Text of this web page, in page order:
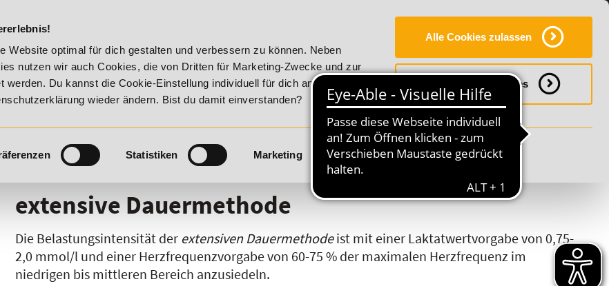
Website optimal für dich gestalten und verbessern zu können. Neben
nutzen wir auch Cookies, die von Dritten für Marketing-Zwecke und zur
werden. Du kannst die Cookie-Einstellung individuell für dich anpassen
wieder ändern. Bist du damit einverstanden?
Statistiken Marketing Details anzeigen
Alle Cookies zulassen
Notwendige Cookies
KONTAKT FAQ ONLINE-CAMPUS
Summer Vitality! 20% Rabatt bis 17. August 2026 - Summer Vitality! 20% Rabatt bis 17. August 2026 - Summer
K L O P S T
extensive Dauermethode
Die Belastungsintensität der extensiven Dauermethodeist mit einer Laktatwertvorgabe von 0,75-
2,0 mmol/l und einer Herzfrequenzvorgabe von 60-75 % der maximalen Herzfrequenz im
niedrigen bis mittleren Bereich anzusiedeln.